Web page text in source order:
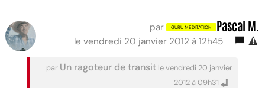
par Pascal M.
le vendredi 20 janvier 2012 à 12h45
par Un ragoteur de transit le vendredi 20 janvier
2012 à 09h31